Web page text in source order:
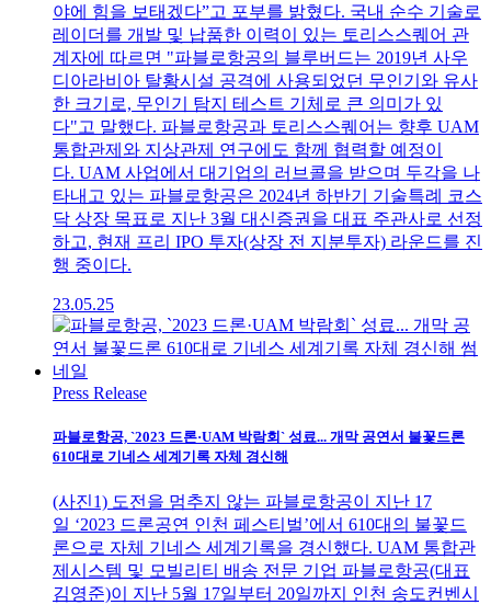
야에 힘을 보태겠다”고 포부를 밝혔다. 국내 순수 기술로
레이더를 개발 및 납품한 이력이 있는 토리스스퀘어 관
계자에 따르면 "파블로항공의 블루버드는 2019년 사우
디아라비아 탈황시설 공격에 사용되었던 무인기와 유사
한 크기로, 무인기 탐지 테스트 기체로 큰 의미가 있
다"고 말했다. 파블로항공과 토리스스퀘어는 향후 UAM
통합관제와 지상관제 연구에도 함께 협력할 예정이
다. UAM 사업에서 대기업의 러브콜을 받으며 두각을 나
타내고 있는 파블로항공은 2024년 하반기 기술특례 코스
닥 상장 목표로 지난 3월 대신증권을 대표 주관사로 선정
하고, 현재 프리 IPO 투자(상장 전 지분투자) 라운드를 진
행 중이다.
23.05.25
Press Release
파블로항공, `2023 드론·UAM 박람회` 성료... 개막 공연서 불꽃드론
610대로 기네스 세계기록 자체 경신해
(사진1) 도전을 멈추지 않는 파블로항공이 지난 17
일 ‘2023 드론공연 인천 페스티벌’에서 610대의 불꽃드
론으로 자체 기네스 세계기록을 경신했다. UAM 통합관
제시스템 및 모빌리티 배송 전문 기업 파블로항공(대표
김영준)이 지난 5월 17일부터 20일까지 인천 송도컨벤시